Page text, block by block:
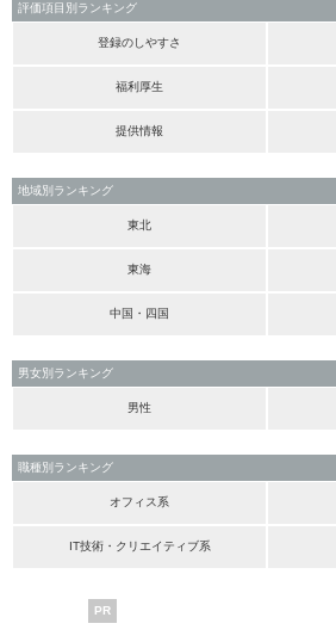
評価項目別ランキング
登録のしやすさ
福利厚生
提供情報
地域別ランキング
東北
東海
中国・四国
男女別ランキング
男性
職種別ランキング
オフィス系
IT技術・クリエイティブ系
PR